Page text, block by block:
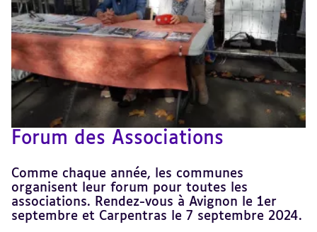
Forum des Associations
Comme chaque année, les communes
organisent leur forum pour toutes les
associations. Rendez-vous à Avignon le 1er
septembre et Carpentras le 7 septembre 2024.